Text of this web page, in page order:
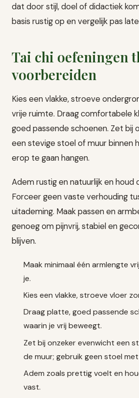
dat door stijl, doel of didactiek
basis rustig op en vergelijk pas
Tai chi oefeningen
voorbereiden
Kies een vlakke, stroeve
vrije ruimte. Draag comfortabele
goed passende schoenen. Zet bij
een stevige stoel of muur binnen
erop te gaan hangen.
Adem rustig en natuurlijk en houd
Forceer geen vaste verhouding
uitademing. Maak passen en
genoeg om pijnvrij, stabiel en
blijven.
Maak minimaal één armlengte
je.
Kies een vlakke, stroeve vloer
Draag platte, goed passende
waarin je vrij beweegt.
Zet bij onzeker evenwicht een
de muur; gebruik geen stoel met
Adem zoals prettig voelt en
vast.